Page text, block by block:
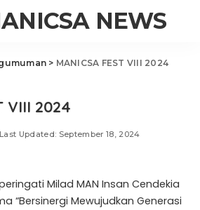
NEWS
> MANICSA FEST VIII 2024
VIII 2024
Last Updated: September 18, 2024
Milad MAN Insan Cendekia
“Bersinergi Mewujudkan Generasi